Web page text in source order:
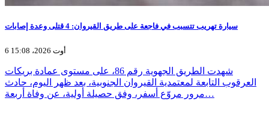
سيارة تهريب تتسبب في فاجعة على طريق القيروان: 4 قتلى وعدة إصابات
6 أوت 2026، 15:08
شهدت الطريق الجهوية رقم 86، على مستوى عمادة بريكات
العرقوب التابعة لمعتمدية القيروان الجنوبية، بعد ظهر اليوم، حادث
مرور مروّع أسفر، وفق حصيلة أولية، عن وفاة أربعة…